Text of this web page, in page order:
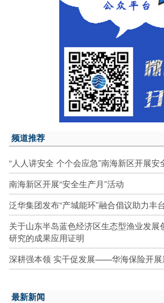
频道推荐
“人人讲安全 个个会应急”南海新区开展安
南海新区开展“安全生产月”活动
泛华集团发布“产城能环”融合倡议助力丰
关于山东半岛蓝色经济区生态型渔业发
研究的成果应用证明
深耕强本领 实干促发展——华海保险开展
最新新闻